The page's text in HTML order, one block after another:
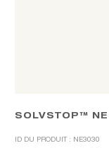
SOLVSTOP™
ID DU PRODUIT : NE3030